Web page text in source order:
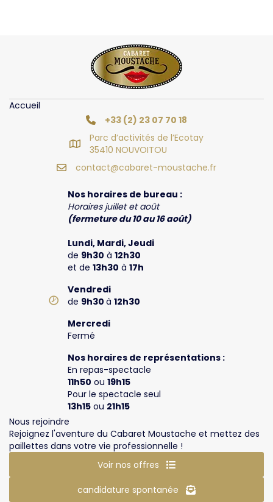
Accueil
+33 (2) 23 07 70 18
Parc d’activités de l’Ecotay
35410 NOUVOITOU
contact@cabaret-moustache.fr
Nos horaires de bureau :
Horaires juillet et août
(fermeture du 10 au 16 août)
Lundi, Mardi, Jeudi
de 9h30 à 12h30
et de 13h30 à 17h
Vendredi
de 9h30 à 12h30
Mercredi
Fermé
Nos horaires de représentations :
En repas-spectacle
11h50 ou 19h15
Pour le spectacle seul
13h15ou 21h15
Nous rejoindre
Rejoignez l'aventure du Cabaret Moustache et mettez des
paillettes dans votre vie professionnelle !
Voir nos offres
candidature spontanée